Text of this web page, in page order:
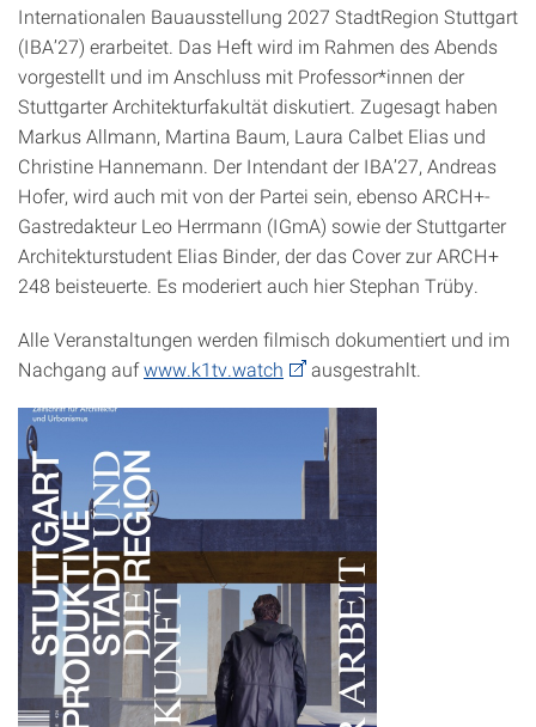
Internationalen Bauausstellung 2027 StadtRegion Stuttgart
(IBA’27) erarbeitet. Das Heft wird im Rahmen des Abends
vorgestellt und im Anschluss mit Professor*innen der
Stuttgarter Architekturfakultät diskutiert. Zugesagt haben
Markus Allmann, Martina Baum, Laura Calbet Elias und
Christine Hannemann. Der Intendant der IBA’27, Andreas
Hofer, wird auch mit von der Partei sein, ebenso ARCH+-
Gastredakteur Leo Herrmann (IGmA) sowie der Stuttgarter
Architekturstudent Elias Binder, der das Cover zur ARCH+
248 beisteuerte. Es moderiert auch hier Stephan Trüby.
Alle Veranstaltungen werden filmisch dokumentiert und im
Nachgang aufwww.k1tv.watch ausgestrahlt.